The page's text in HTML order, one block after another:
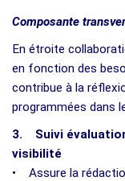
Composante
En étroite
en fonction des
contribue à la
programmées dans
3. Suivi
visibilité
• Assure la